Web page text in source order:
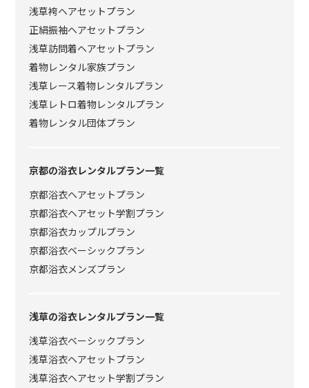
浅草袴ヘアセットプラン
正絹振袖ヘアセットプラン
浅草訪問着ヘアセットプラン
着物レンタル家族プラン
浅草レース着物レンタルプラン
浅草レトロ着物レンタルプラン
着物レンタル団体プラン
京都の浴衣レンタルプラン一覧
京都浴衣ヘアセットプラン
京都浴衣ヘアセット学割プラン
京都浴衣カップルプラン
京都浴衣ベーシックプラン
京都浴衣メンズプラン
浅草の浴衣レンタルプラン一覧
浅草浴衣ベーシックプラン
浅草浴衣ヘアセットプラン
浅草浴衣ヘアセット学割プラン